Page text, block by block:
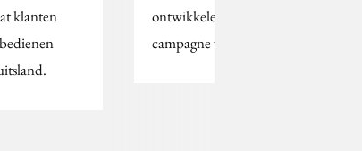
klanten
ontwikkelen online
campagne voor Maggi.